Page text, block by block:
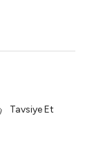
Tavsiye Et